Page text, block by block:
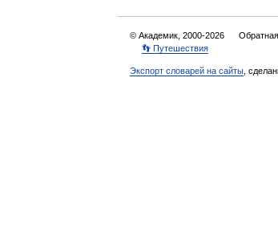
© Академик, 2000-2026
👣 Путешествия
Экспорт словарей на сайты ,